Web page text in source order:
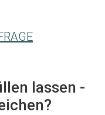
lassen -